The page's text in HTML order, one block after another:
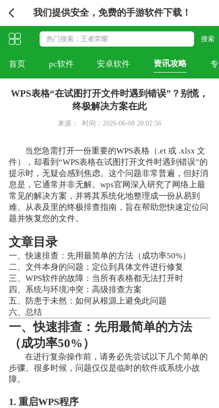
我们提供安全，免费的手游软件下载！
首页 pc软件 安卓软件 资讯攻略
WPS表格“在试图打开文件时遇到错误”？别慌，
终极解决方案在此
来源： 时间：2026-06-08 20:02:56
当您急需打开一份重要的WPS表格（.et 或 .xlsx 文
件），却看到“WPS表格在试图打开文件时遇到错误”的
提示时，无疑会感到焦虑。这个问题非常普遍，但好消
息是，它通常并非无解。wps官网深入研究了网络上最
常见的解决方案，并将其系统化地整理成一份从易到
难、从表及里的终极排查指南，旨在帮助您快速定位问
题并恢复您的文件。
文章目录
一、快速排查：先用最简单的方法（成功率50%）
二、文件本身的问题：定位到具体文件进行修复
三、WPS软件的故障：当所有表格都无法打开时
四、系统与环境冲突：高级排查方案
五、防患于未然：如何从根源上避免此问题
六、总结
一、快速排查：先用最简单的方法
（成功率50%）
在进行复杂操作前，请务必先尝试以下几个简单的
步骤。很多时候，问题仅仅是临时的软件或系统小故
障。
1. 重启WPS程序